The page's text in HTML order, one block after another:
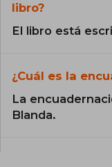
libro?
El libro está
¿Cuál es la
La
Blanda.